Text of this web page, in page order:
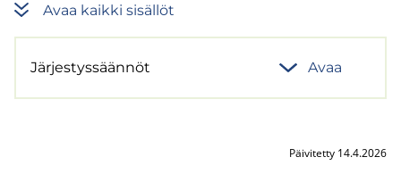
Avaa kaik­ki si­säl­löt
Jär­jes­tys­sään­nöt Avaa
Päivitetty 14.4.2026